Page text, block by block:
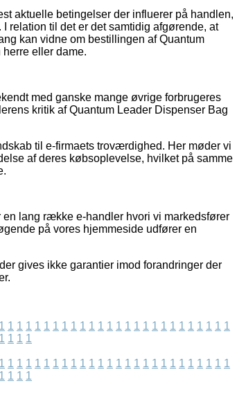
aktuelle betingelser der influerer på handlen,
relation til det er det samtidig afgørende, at
kan vidne om bestillingen af Quantum
eller dame.
med ganske mange øvrige forbrugeres
kritik af Quantum Leader Dispenser Bag
til e-firmaets troværdighed. Her møder vi
af deres købsoplevelse, hvilket på samme
lang række e-handler hvori vi markedsfører
på vores hjemmeside udfører en
gives ikke garantier imod forandringer der
1 1 1 1 1 1 1 1 1 1 1 1 1 1 1 1 1 1 1 1 1 1 1 1 1 1
1 1 1 1
1 1 1 1 1 1 1 1 1 1 1 1 1 1 1 1 1 1 1 1 1 1 1 1 1 1
1 1 1 1